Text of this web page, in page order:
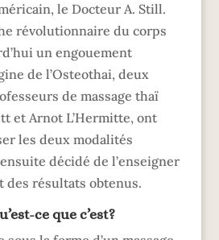
le Docteur A. Still.
révolutionnaire du corps
un engouement
de l’Osteothai, deux
de massage thaï
et Arnot L’Hermitte, ont
les deux modalités
décidé de l’enseigner
des résultats obtenus.
ce que c’est?